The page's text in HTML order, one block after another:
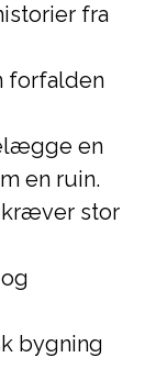
fra
forfalden
en
en ruin.
stor
bygning